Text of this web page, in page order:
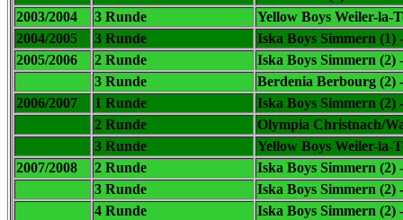
2003/2004
3 Runde
Yellow Boys Weiler-la-
2004/2005
3 Runde
Iska Boys Simmern (1)
2005/2006
2 Runde
Iska Boys Simmern
3 Runde
Berdenia Berbourg (2)
2006/2007
1 Runde
Iska Boys Simmern (2)
2 Runde
Olympia Christnach/
3 Runde
Yellow Boys Weiler-la-
2007/2008
2 Runde
Iska Boys Simmern (2)
3 Runde
Iska Boys Simmern
4 Runde
Iska Boys Simmern (2)